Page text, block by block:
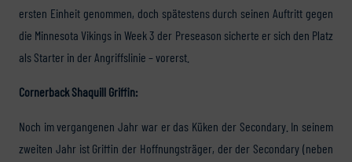
ersten Einheit genommen, doch spätestens durch seinen Auftritt gegen
die Minnesota Vikings in Week 3 der Preseason sicherte er sich den Platz
als Starter in der Angriffslinie – vorerst.
Cornerback Shaquill Griffin:
Noch im vergangenen Jahr war er das Küken der Secondary. In seinem
zweiten Jahr ist Griffin der Hoffnungsträger, der der Secondary (neben